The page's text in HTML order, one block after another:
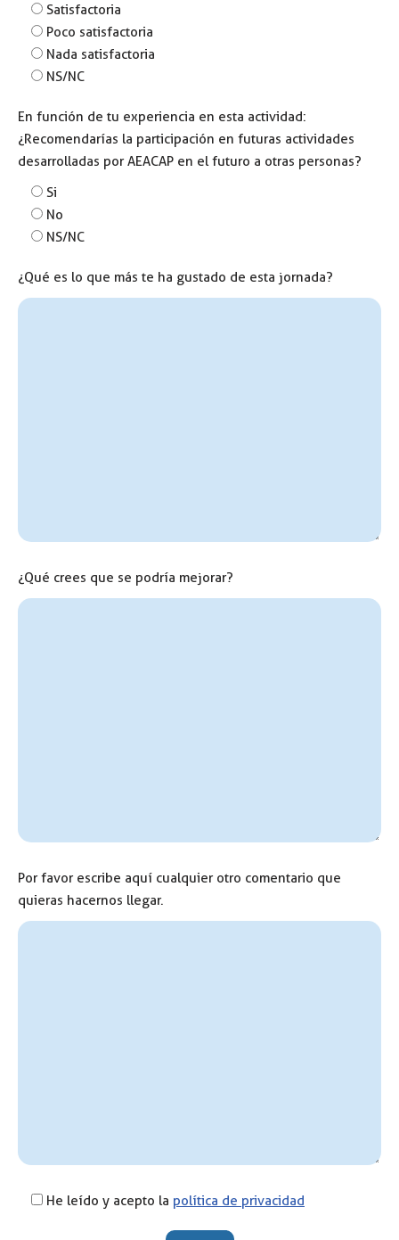
Satisfactoria
Poco satisfactoria
Nada satisfactoria
NS/NC
En función de tu experiencia en esta actividad:
¿Recomendarías la participación en futuras actividades
desarrolladas por AEACAP en el futuro a otras personas?
Si
No
NS/NC
¿Qué es lo que más te ha gustado de esta jornada?
¿Qué crees que se podría mejorar?
Por favor escribe aquí cualquier otro comentario que
quieras hacernos llegar.
He leído y acepto la política de privacidad